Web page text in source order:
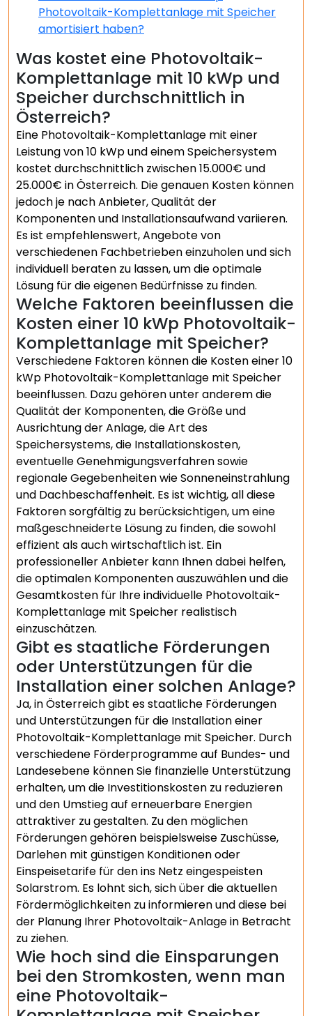
Photovoltaik-Komplettanlage mit Speicher
amortisiert haben?
Was kostet eine Photovoltaik-
Komplettanlage mit 10 kWp und
Speicher durchschnittlich in
Österreich?
Eine Photovoltaik-Komplettanlage mit einer
Leistung von 10 kWp und einem Speichersystem
kostet durchschnittlich zwischen 15.000€ und
25.000€ in Österreich. Die genauen Kosten können
jedoch je nach Anbieter, Qualität der
Komponenten und Installationsaufwand variieren.
Es ist empfehlenswert, Angebote von
verschiedenen Fachbetrieben einzuholen und sich
individuell beraten zu lassen, um die optimale
Lösung für die eigenen Bedürfnisse zu finden.
Welche Faktoren beeinflussen die
Kosten einer 10 kWp Photovoltaik-
Komplettanlage mit Speicher?
Verschiedene Faktoren können die Kosten einer 10
kWp Photovoltaik-Komplettanlage mit Speicher
beeinflussen. Dazu gehören unter anderem die
Qualität der Komponenten, die Größe und
Ausrichtung der Anlage, die Art des
Speichersystems, die Installationskosten,
eventuelle Genehmigungsverfahren sowie
regionale Gegebenheiten wie Sonneneinstrahlung
und Dachbeschaffenheit. Es ist wichtig, all diese
Faktoren sorgfältig zu berücksichtigen, um eine
maßgeschneiderte Lösung zu finden, die sowohl
effizient als auch wirtschaftlich ist. Ein
professioneller Anbieter kann Ihnen dabei helfen,
die optimalen Komponenten auszuwählen und die
Gesamtkosten für Ihre individuelle Photovoltaik-
Komplettanlage mit Speicher realistisch
einzuschätzen.
Gibt es staatliche Förderungen
oder Unterstützungen für die
Installation einer solchen Anlage?
Ja, in Österreich gibt es staatliche Förderungen
und Unterstützungen für die Installation einer
Photovoltaik-Komplettanlage mit Speicher. Durch
verschiedene Förderprogramme auf Bundes- und
Landesebene können Sie finanzielle Unterstützung
erhalten, um die Investitionskosten zu reduzieren
und den Umstieg auf erneuerbare Energien
attraktiver zu gestalten. Zu den möglichen
Förderungen gehören beispielsweise Zuschüsse,
Darlehen mit günstigen Konditionen oder
Einspeisetarife für den ins Netz eingespeisten
Solarstrom. Es lohnt sich, sich über die aktuellen
Fördermöglichkeiten zu informieren und diese bei
der Planung Ihrer Photovoltaik-Anlage in Betracht
zu ziehen.
Wie hoch sind die Einsparungen
bei den Stromkosten, wenn man
eine Photovoltaik-